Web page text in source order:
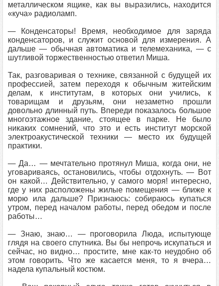
металлическом ящике, как вы выразились, находится
«куча» радиоламп.
— Конденсаторы! Время, необходимое для заряда
конденсаторов, и служит основой для измерения. А
дальше — обычная автоматика и телемеханика, — с
шутливой торжественностью ответил Миша.
Так, разговаривая о технике, связанной с будущей их
профессией, затем переходя к обычным житейским
делам, к институтам, в которых они учились, к
товарищам и друзьям, они незаметно прошли
довольно длинный путь. Впереди показалось большое
многоэтажное здание, стоящее в парке. Не было
никаких сомнений, что это и есть институт морской
электроакустической техники — место их будущей
практики.
— Да… — мечтательно протянул Миша, когда они, не
уговариваясь, остановились, чтобы отдохнуть. — Вот
он какой… Действительно, у самого моря! интересно,
где у них расположены жилые помещения — ближе к
морю ила дальше? Признаюсь: собираюсь купаться
утром, перед началом работы, перед обедом и после
работы…
— Знаю, знаю… — проговорила Люда, испытующе
глядя на своего спутника. Вы бы непрочь искупаться и
сейчас, но видно… простите, мне как-то неудобно об
этом говорить. Что же касается меня, то я вчера…
надела купальный костюм.